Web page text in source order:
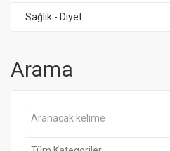
Sağlık - Diyet
Arama